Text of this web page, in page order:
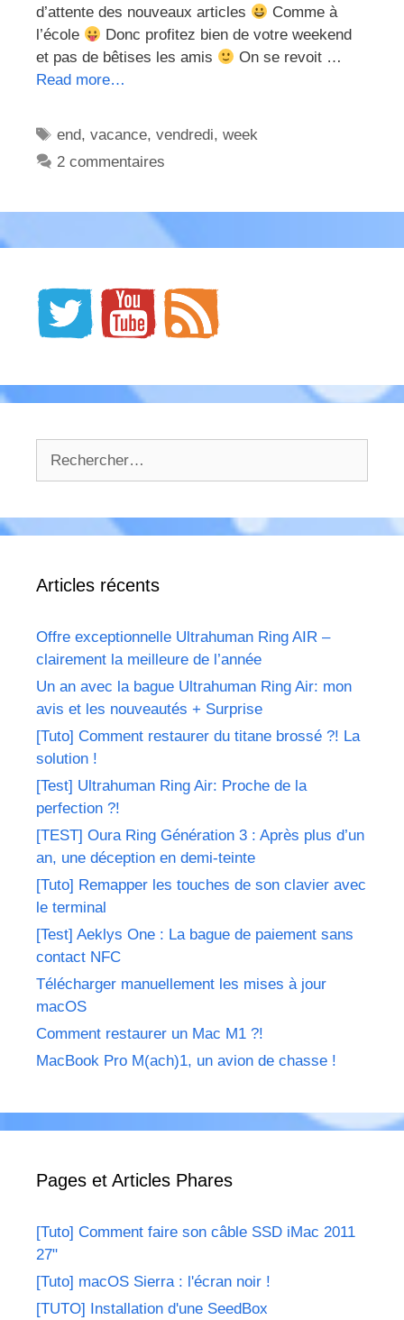
d’attente des nouveaux articles
Comme à
l’école
Donc profitez bien de votre weekend
et pas de bêtises les amis
On se revoit …
Read more…
Étiquettes
end,vacance,vendredi,week
2 commentaires
Articles récents
Offre exceptionnelle Ultrahuman Ring AIR –
clairement la meilleure de l’année
Un an avec la bague Ultrahuman Ring Air: mon
avis et les nouveautés + Surprise
[Tuto] Comment restaurer du titane brossé ?! La
solution !
[Test] Ultrahuman Ring Air: Proche de la
perfection ?!
[TEST] Oura Ring Génération 3 : Après plus d’un
an, une déception en demi-teinte
[Tuto] Remapper les touches de son clavier avec
le terminal
[Test] Aeklys One : La bague de paiement sans
contact NFC
Télécharger manuellement les mises à jour
macOS
Comment restaurer un Mac M1 ?!
MacBook Pro M(ach)1, un avion de chasse !
Pages et Articles Phares
[Tuto] Comment faire son câble SSD iMac 2011
27"
[Tuto] macOS Sierra : l'écran noir !
[TUTO] Installation d'une SeedBox